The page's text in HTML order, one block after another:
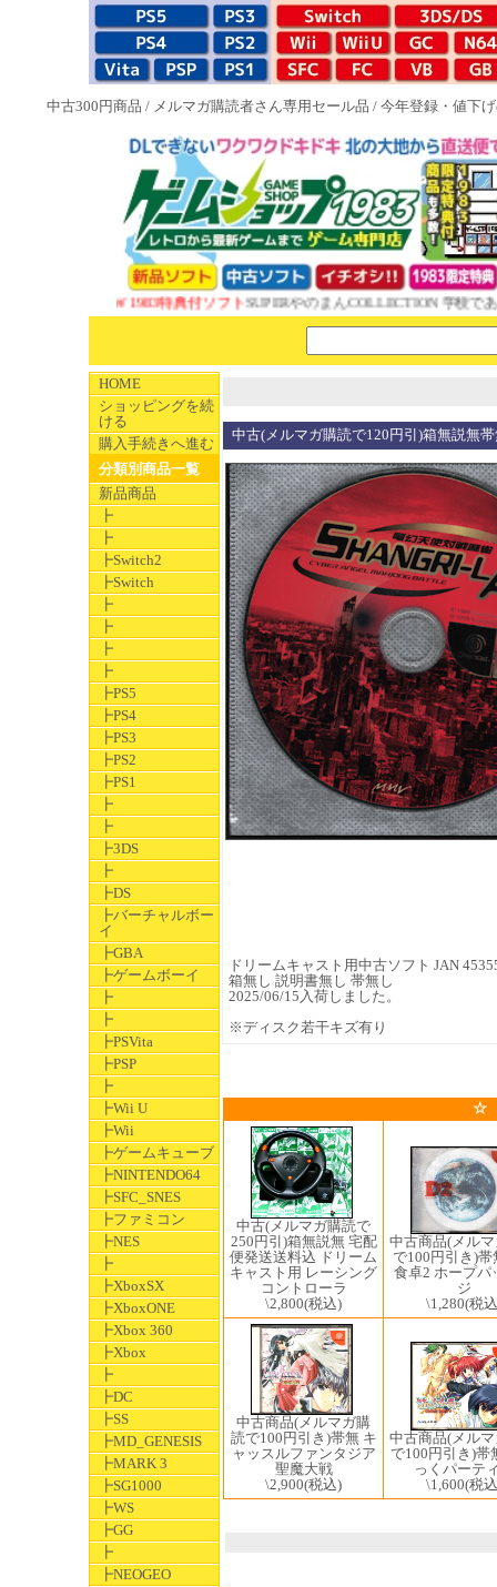
中古300円商品 / メルマガ購読者さん専用セール品 / 今年登録・値下
NEW 1983特典付ソフトSUPERやのまんCOLLECTION 学校であっ
HOME
ショッピングを続
ける
購入手続きへ進む
分類別商品一覧
新品商品
┣
┣
┣Switch2
┣Switch
┣
┣
┣
┣
┣PS5
┣PS4
┣PS3
┣PS2
┣PS1
┣
┣
┣3DS
┣
┣DS
┣バーチャルボー
イ
┣GBA
┣ゲームボーイ
┣
┣
┣PSVita
┣PSP
┣
┣Wii U
┣Wii
┣ゲームキューブ
┣NINTENDO64
┣SFC_SNES
┣ファミコン
┣NES
┣
┣XboxSX
┣XboxONE
┣Xbox 360
┣Xbox
┣
┣DC
┣SS
┣MD_GENESIS
┣MARK 3
┣SG1000
┣WS
┣GG
┣
┣NEOGEO
中古(メルマガ購読で120円引)箱無説無
ドリームキャスト用中古ソフト JAN
箱無し 説明書無し 帯無し
2025/06/15入荷しました。
※ディスク若干キズ有り
☆
中古(メルマガ購読で
250円引)箱無説無 宅配
便発送送料込 ドリーム
キャスト用 レーシング
コントローラ
\2,800(税込)
中古商品(メル
で100円引き)帯
食卓2 ホープパ
ジ
\1,280(税
中古商品(メルマガ購
読で100円引き)帯無 キ
ャッスルファンタジア
聖魔大戦
\2,900(税込)
中古商品(メル
で100円引き)帯
っくパーテ
\1,600(税